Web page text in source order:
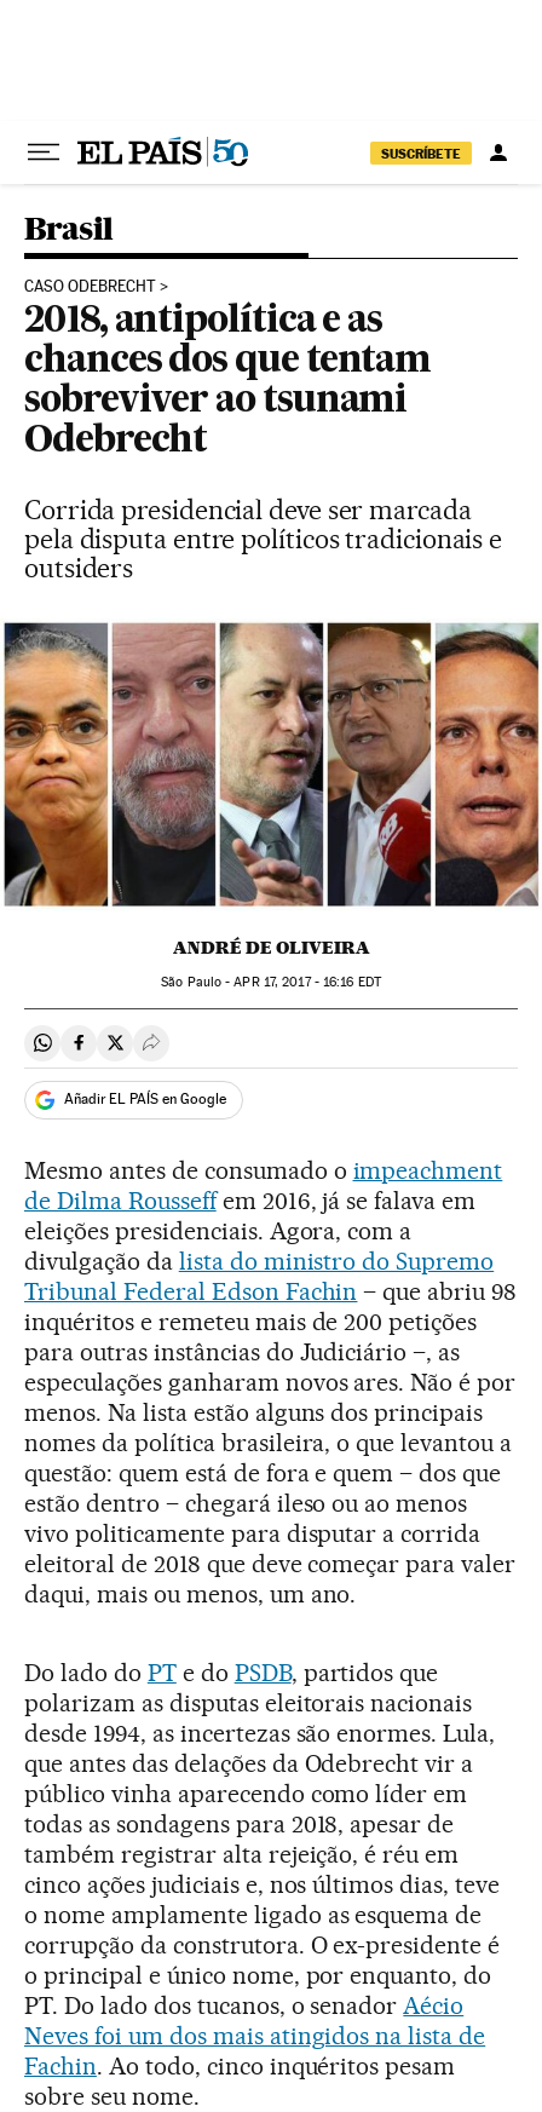
SUSCRÍBETE
Brasil
CASO ODEBRECHT
2018, antipolítica e as
chances dos que tentam
sobreviver ao tsunami
Odebrecht
Corrida presidencial deve ser marcada
pela disputa entre políticos tradicionais e
outsiders
ANDRÉ DE OLIVEIRA
São Paulo -APR17, 2017 - 16:16 EDT
Compartir en Whatsapp
Compartir en Facebook
Compartir en Twitter
Desplegar Redes Sociales
Añadir EL PAÍS en Google
Mesmo antes de consumado o impeachment
de Dilma Rousseffem 2016, já se falava em
eleições presidenciais. Agora, com a
divulgação da lista do ministro do Supremo
Tribunal Federal Edson Fachin – que abriu 98
inquéritos e remeteu mais de 200 petições
para outras instâncias do Judiciário –, as
especulações ganharam novos ares. Não é por
menos. Na lista estão alguns dos principais
nomes da política brasileira, o que levantou a
questão: quem está de fora e quem – dos que
estão dentro – chegará ileso ou ao menos
vivo politicamente para disputar a corrida
eleitoral de 2018 que deve começar para valer
daqui, mais ou menos, um ano.
Do lado do PTe do PSDB, partidos que
polarizam as disputas eleitorais nacionais
desde 1994, as incertezas são enormes. Lula,
que antes das delações da Odebrecht vir a
público vinha aparecendo como líder em
todas as sondagens para 2018, apesar de
também registrar alta rejeição, é réu em
cinco ações judiciais e, nos últimos dias, teve
o nome amplamente ligado as esquema de
corrupção da construtora. O ex-presidente é
o principal e único nome, por enquanto, do
PT. Do lado dos tucanos, o senador Aécio
Neves foi um dos mais atingidos na lista de
Fachin. Ao todo, cinco inquéritos pesam
sobre seu nome.